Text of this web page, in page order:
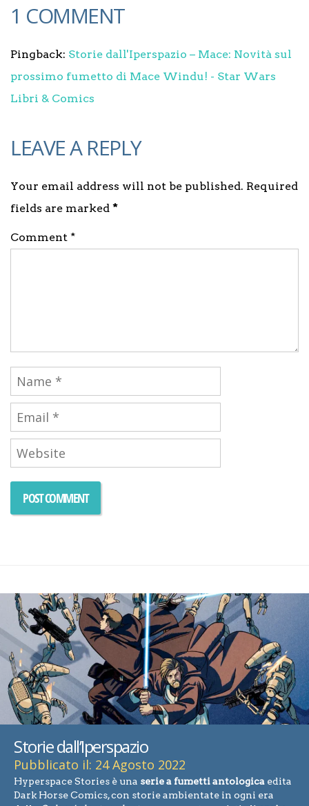
1 COMMENT
Pingback: Storie dall'Iperspazio – Mace: Novità sul
prossimo fumetto di Mace Windu! - Star Wars
Libri & Comics
LEAVE A REPLY
Your email address will not be published. Required
fields are marked *
Comment *
Storie dall’Iperspazio
Pubblicato il: 24 Agosto 2022
Hyperspace Stories è una serie a fumetti antologica edita
Dark Horse Comics, con storie ambientate in ogni era